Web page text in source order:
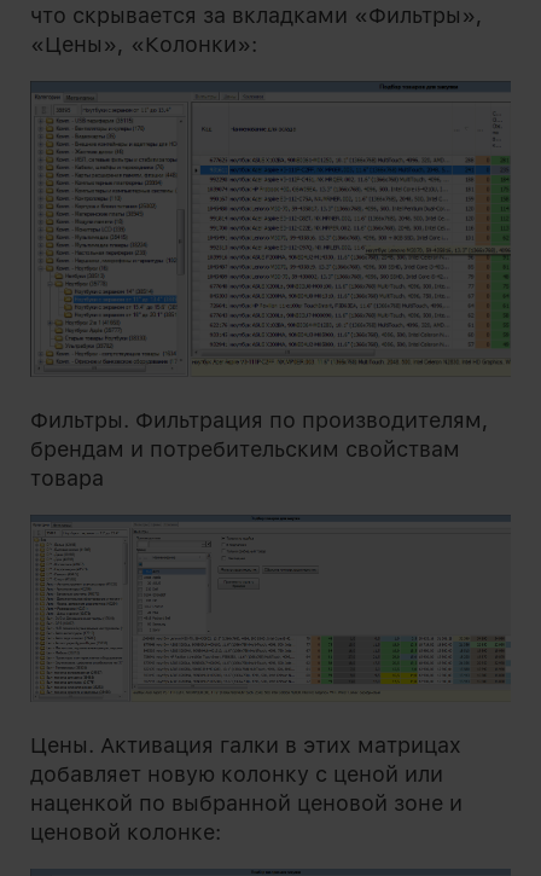
что скрывается за вкладками «Фильтры»,
«Цены», «Колонки»:
Фильтры. Фильтрация по производителям,
брендам и потребительским свойствам
товара
Цены. Активация галки в этих матрицах
добавляет новую колонку с ценой или
наценкой по выбранной ценовой зоне и
ценовой колонке: